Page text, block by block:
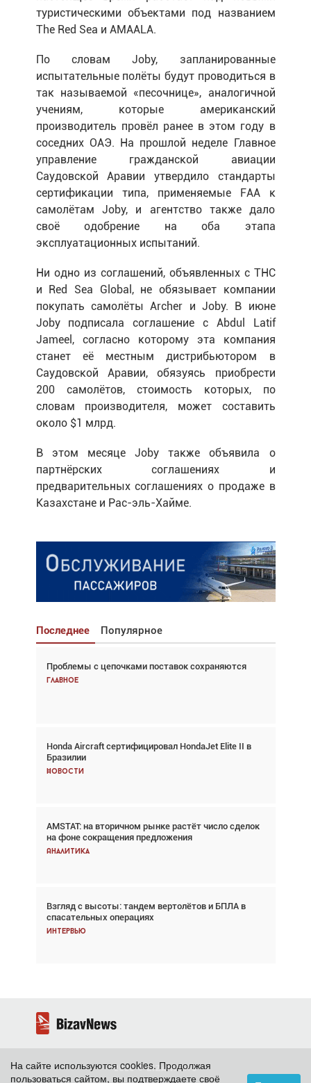
туристическими объектами под названием
The Red Sea и AMAALA.
По словам Joby, запланированные
испытательные полёты будут проводиться в
так называемой «песочнице», аналогичной
учениям, которые американский
производитель провёл ранее в этом году в
соседних ОАЭ. На прошлой неделе Главное
управление гражданской авиации
Саудовской Аравии утвердило стандарты
сертификации типа, применяемые FAA к
самолётам Joby, и агентство также дало
своё одобрение на оба этапа
эксплуатационных испытаний.
Ни одно из соглашений, объявленных с THC
и Red Sea Global, не обязывает компании
покупать самолёты Archer и Joby. В июне
Joby подписала соглашение с Abdul Latif
Jameel, согласно которому эта компания
станет её местным дистрибьютором в
Саудовской Аравии, обязуясь приобрести
200 самолётов, стоимость которых, по
словам производителя, может составить
около $1 млрд.
В этом месяце Joby также объявила о
партнёрских соглашениях и
предварительных соглашениях о продаже в
Казахстане и Рас-эль-Хайме.
Последнее Популярное
Проблемы с цепочками поставок сохраняются
Главное
Honda Aircraft сертифицировал HondaJet Elite II в
Бразилии
Новости
AMSTAT: на вторичном рынке растёт число сделок
на фоне сокращения предложения
Аналитика
Взгляд с высоты: тандем вертолётов и БПЛА в
спасательных операциях
Интервью
Взгляд с высоты: тандем вертолётов и БПЛА в
спасательных операциях
Авиационный фотограф Дэйв Кох: «Фотография
говорит сама за себя... а ИИ всё портит»
Новости
Проблемы с цепочками поставок сохраняются
Аналитика
Частный самолёт – это актив. Подходите к
покупке соответствующим образом
Интервью
2026 ©BizavNews
На сайте используются cookies. Продолжая
пользоваться сайтом, вы подтверждаете своё